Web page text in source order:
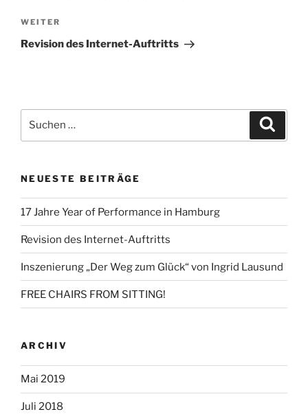
Nächster
Beitrag
WEITER
Revision des Internet-Auftritts
nach:
NEUESTE BEITRÄGE
17 Jahre Year of Performance in Hamburg
Revision des Internet-Auftritts
Inszenierung „Der Weg zum Glück“ von Ingrid Lausund
FREE CHAIRS FROM SITTING!
ARCHIV
Mai 2019
Juli 2018